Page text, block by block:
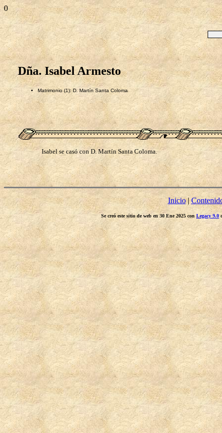
0
Dña. Isabel Armesto
Matrimonio (1): D. Martín Santa Coloma
Isabel se casó con D. Martín Santa Coloma.
Inicio|
Se creó este sitio de web en 30 Ene 2025 con Legacy 9.0